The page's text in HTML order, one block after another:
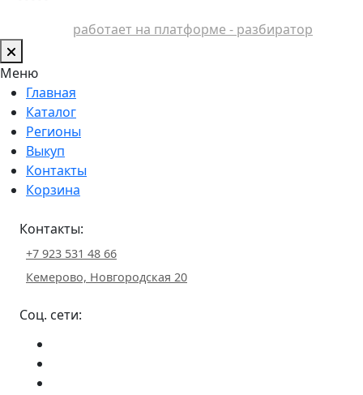
работает на платформе - разбиратор
Меню
Главная
Каталог
Регионы
Выкуп
Контакты
Корзина
Контакты:
+7 923 531 48 66
Кемерово, Новгородская 20
Соц. сети: